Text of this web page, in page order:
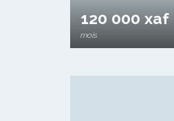
120 000 xaf
mois